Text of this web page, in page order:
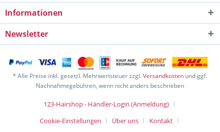
Informationen
Newsletter
* Alle Preise inkl. gesetzl. Mehrwertsteuer zzgl.Versandkosten und ggf.
Nachnahmegebühren, wenn nicht anders beschrieben
123-Hairshop - Händler-Login (Anmeldung)
Cookie-Einstellungen
Über uns
Kontakt